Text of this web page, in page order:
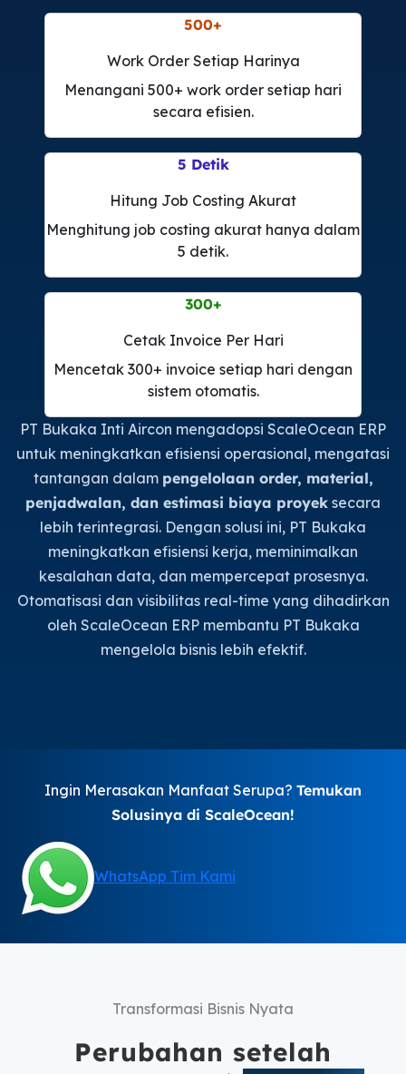
500+
Work Order Setiap Harinya
Menangani 500+ work order setiap hari
secara efisien.
5 Detik
Hitung Job Costing Akurat
Menghitung job costing akurat hanya dalam
5 detik.
300+
Cetak Invoice Per Hari
Mencetak 300+ invoice setiap hari dengan
sistem otomatis.
PT Bukaka Inti Aircon mengadopsi ScaleOcean ERP
untuk meningkatkan efisiensi operasional, mengatasi
tantangan dalam pengelolaan order, material,
penjadwalan, dan estimasi biaya proyek secara
lebih terintegrasi. Dengan solusi ini, PT Bukaka
meningkatkan efisiensi kerja, meminimalkan
kesalahan data, dan mempercepat prosesnya.
Otomatisasi dan visibilitas real-time yang dihadirkan
oleh ScaleOcean ERP membantu PT Bukaka
mengelola bisnis lebih efektif.
Ingin Merasakan Manfaat Serupa? Temukan
Solusinya di ScaleOcean!
WhatsApp Tim Kami
Transformasi Bisnis Nyata
Perubahan setelah